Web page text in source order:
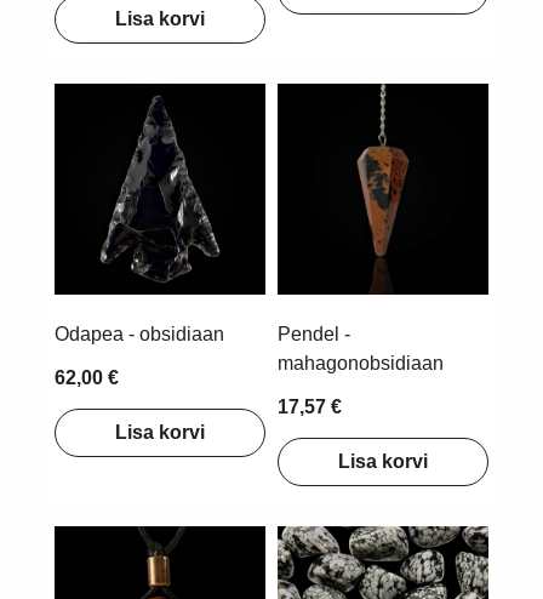
Lisa korvi
Odapea - obsidiaan
62,00 €
Lisa korvi
Pendel -
mahagonobsidiaan
17,57 €
Lisa korvi